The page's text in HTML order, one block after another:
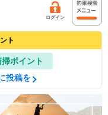
ログイン
ト
掃ポイント
投稿を